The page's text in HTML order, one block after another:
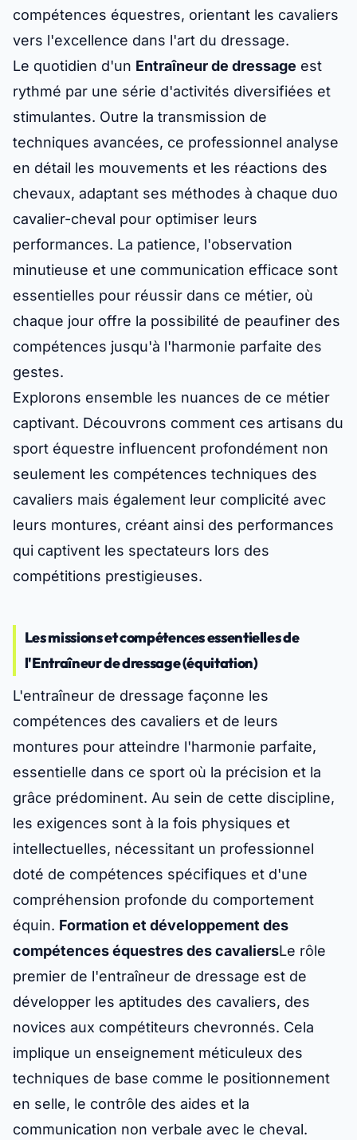
compétences équestres, orientant les cavaliers
vers l'excellence dans l'art du dressage.
Le quotidien d'un Entraîneur de dressage est
rythmé par une série d'activités diversifiées et
stimulantes. Outre la transmission de
techniques avancées, ce professionnel analyse
en détail les mouvements et les réactions des
chevaux, adaptant ses méthodes à chaque duo
cavalier-cheval pour optimiser leurs
performances. La patience, l'observation
minutieuse et une communication efficace sont
essentielles pour réussir dans ce métier, où
chaque jour offre la possibilité de peaufiner des
compétences jusqu'à l'harmonie parfaite des
gestes.
Explorons ensemble les nuances de ce métier
captivant. Découvrons comment ces artisans du
sport équestre influencent profondément non
seulement les compétences techniques des
cavaliers mais également leur complicité avec
leurs montures, créant ainsi des performances
qui captivent les spectateurs lors des
compétitions prestigieuses.
Les missions et compétences essentielles de
l'Entraîneur de dressage (équitation)
L'entraîneur de dressage façonne les
compétences des cavaliers et de leurs
montures pour atteindre l'harmonie parfaite,
essentielle dans ce sport où la précision et la
grâce prédominent. Au sein de cette discipline,
les exigences sont à la fois physiques et
intellectuelles, nécessitant un professionnel
doté de compétences spécifiques et d'une
compréhension profonde du comportement
équin. Formation et développement des
compétences équestres des cavaliersLe rôle
premier de l'entraîneur de dressage est de
développer les aptitudes des cavaliers, des
novices aux compétiteurs chevronnés. Cela
implique un enseignement méticuleux des
techniques de base comme le positionnement
en selle, le contrôle des aides et la
communication non verbale avec le cheval.